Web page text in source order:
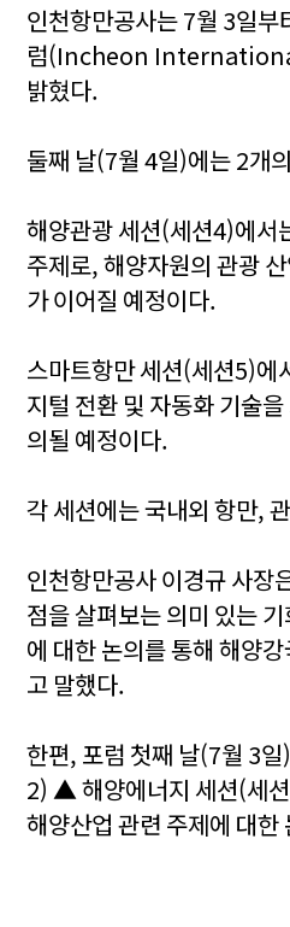
인천항만공사는 7월 3일
럼(Incheon International
밝혔다.
둘째 날(7월 4일)에는 2개
해양관광 세션(세션4)에서
주제로, 해양자원의 관광
가 이어질 예정이다.
스마트항만 세션(세션5)에
지털 전환 및 자동화 기술
의될 예정이다.
각 세션에는 국내외 항만,
인천항만공사 이경규 사장
점을 살펴보는 의미 있는
에 대한 논의를 통해 해양
고 말했다.
한편, 포럼 첫째 날(7월 3
2) ▲ 해양에너지 세션(세
해양산업 관련 주제에 대